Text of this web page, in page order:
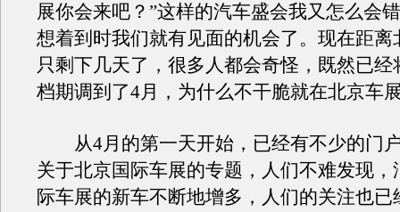
展你会来吧？”这样的汽车盛会我又怎么会
想着到时我们就有见面的机会了。现在距离
只剩下几天了，很多人都会奇怪，既然已经
档期调到了4月，为什么不干脆就在北京车
从4月的第一天开始，已经有不少的门
关于北京国际车展的专题，人们不难发现，
际车展的新车不断地增多，人们的关注也已